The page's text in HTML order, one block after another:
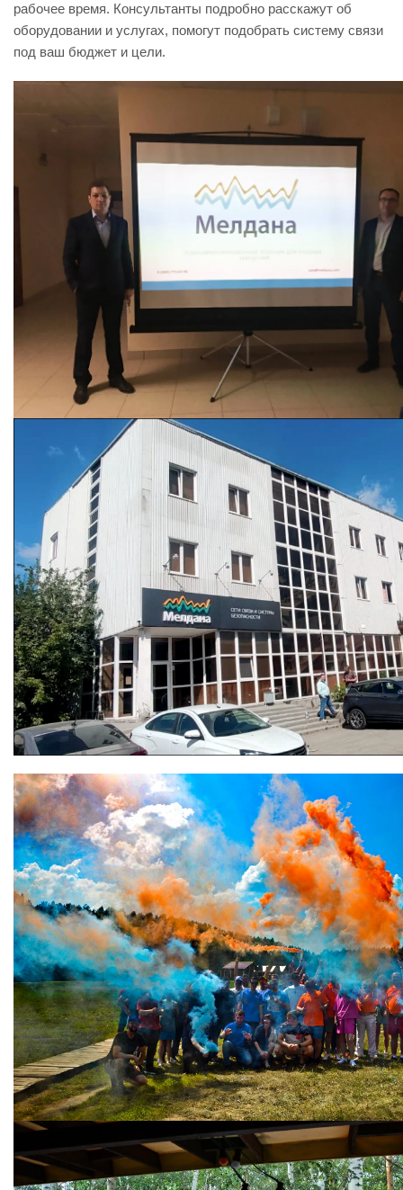
рабочее время. Консультанты подробно расскажут об
оборудовании и услугах, помогут подобрать систему связи
под ваш бюджет и цели.